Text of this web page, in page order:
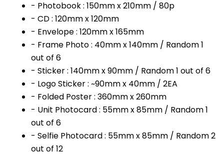
- Photobook : 150mm x 210mm / 80p
- CD : 120mm x 120mm
- Envelope : 120mm x 165mm
- Frame Photo : 40mm x 140mm / Random 1
out of 6
- Sticker : 140mm x 90mm / Random 1 out of 6
- Logo Sticker : ~90mm x 40mm / 2EA
- Folded Poster : 360mm x 260mm
- Unit Photocard : 55mm x 85mm / Random 1
out of 6
- Selfie Photocard : 55mm x 85mm / Random 2
out of 12